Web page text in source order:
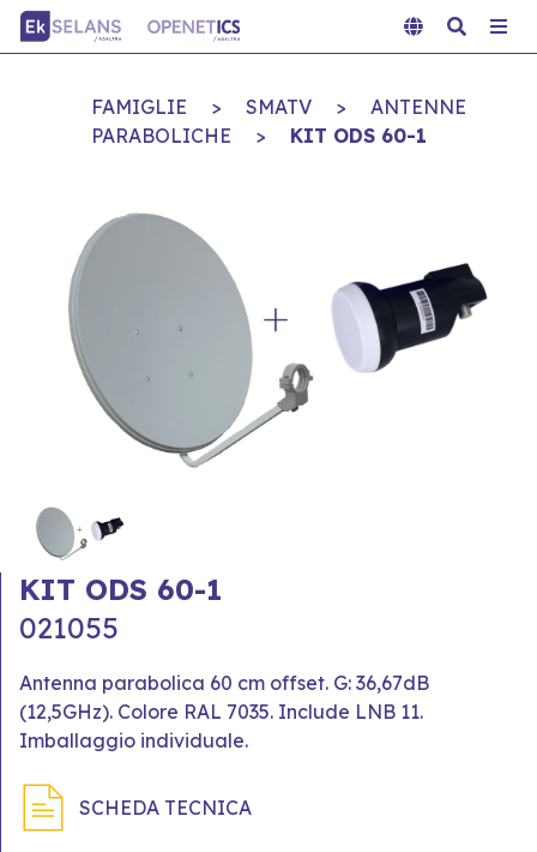
FAMIGLIE > SMATV >
ANTENNE
PARABOLICHE
> KIT ODS 60-1
KIT ODS 60-1
021055
Antenna parabolica 60 cm offset. G: 36,67dB
(12,5GHz). Colore RAL 7035. Include LNB 11.
Imballaggio individuale.
SCHEDA TECNICA